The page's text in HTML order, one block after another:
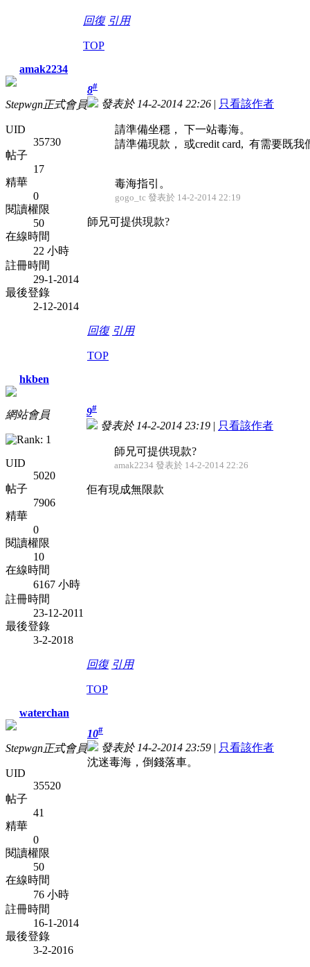
回復 引用
TOP
amak2234
Stepwgn正式會員
UID
35730
帖子
17
精華
0
閱讀權限
50
在線時間
22 小時
註冊時間
29-1-2014
最後登錄
2-12-2014
8#
發表於 14-2-2014 22:26 | 只看該作者
請準備坐穩， 下一站毒海。
請準備現款， 或credit card, 有需要既
毒海指引。
gogo_tc 發表於 14-2-2014 22:19
師兄可提供現款?
回復 引用
TOP
hkben
網站會員
UID
5020
帖子
7906
精華
0
閱讀權限
10
在線時間
6167 小時
註冊時間
23-12-2011
最後登錄
3-2-2018
9#
發表於 14-2-2014 23:19 | 只看該作者
師兄可提供現款?
amak2234 發表於 14-2-2014 22:26
佢有現成無限款
回復 引用
TOP
waterchan
Stepwgn正式會員
UID
35520
帖子
41
精華
0
閱讀權限
50
在線時間
76 小時
註冊時間
16-1-2014
最後登錄
3-2-2016
10#
發表於 14-2-2014 23:59 | 只看該作者
沈迷毒海，倒錢落車。